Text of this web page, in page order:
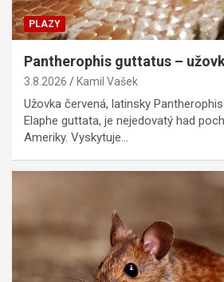
PLAZY
Pantherophis guttatus –
3.8.2026 Kamil Vašek
Užovka červená, latinsky
Elaphe guttata, je nejedovatý had
Ameriky. Vyskytuje…